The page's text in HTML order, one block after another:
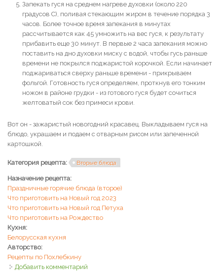
Запекать гуся на среднем нагреве духовки (около 220
градусов С), поливая стекающим жиром в течение порядка 3
часов. Более точное время запекания в минутах
рассчитывается как 45 умножить на вес гуся, к результату
прибавить еще 30 минут. В первые 2 часа запекания можно
поставить на дно духовки миску с водой, чтобы гусь раньше
времени не покрылся поджаристой корочкой. Если начинает
поджариваться сверху раньше времени - прикрываем
фольгой. Готовность гуся определяем, проткнув его тонким
ножом в районе грудки - из готового гуся будет сочиться
желтоватый сок без примеси крови.
Вот он - зажаристый новогодний красавец. Выкладываем гуся на
блюдо, украшаем и подаем с отварным рисом или запеченной
картошкой.
Категория рецепта: Вторые блюда
Назначение рецепта:
Праздничные горячие блюда (второе)
Что приготовить на Новый год 2023
Что приготовить на Новый год Петуха
Что приготовить на Рождество
Кухня:
Белорусская кухня
Авторство:
Рецепты по Похлебкину
Добавить комментарий